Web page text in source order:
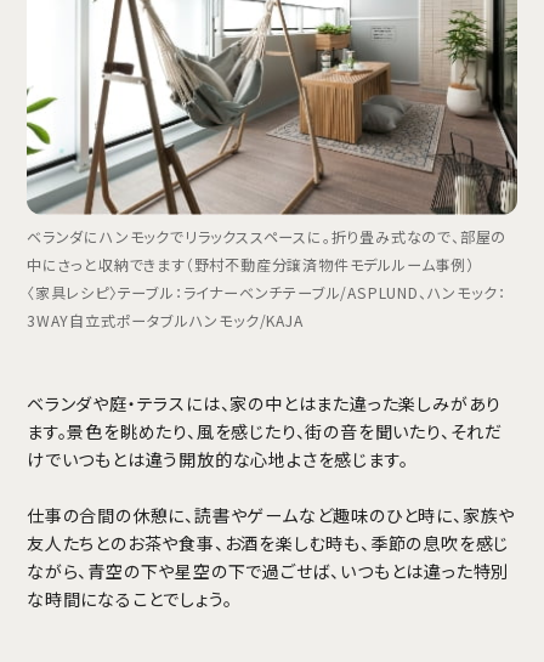
ベランダにハンモックでリラックススペースに。折り畳み式なので、部屋の
中にさっと収納できます（野村不動産分譲済物件モデルルーム事例）
〈家具レシピ〉テーブル：ライナーベンチテーブル/ASPLUND、ハンモック：
3WAY自立式ポータブルハンモック/KAJA
ベランダや庭・テラスには、家の中とはまた違った楽しみがあり
ます。景色を眺めたり、風を感じたり、街の音を聞いたり、それだ
けでいつもとは違う開放的な心地よさを感じます。
仕事の合間の休憩に、読書やゲームなど趣味のひと時に、家族や
友人たちとのお茶や食事、お酒を楽しむ時も、季節の息吹を感じ
ながら、青空の下や星空の下で過ごせば、いつもとは違った特別
な時間になることでしょう。